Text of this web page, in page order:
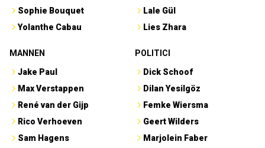
Sophie Bouquet
Yolanthe Cabau
Lale Gül
Lies Zhara
MANNEN
Jake Paul
Max Verstappen
René van der Gijp
Rico Verhoeven
Sam Hagens
POLITICI
Dick Schoof
Dilan Yesilgöz
Femke Wiersma
Geert Wilders
Marjolein Faber